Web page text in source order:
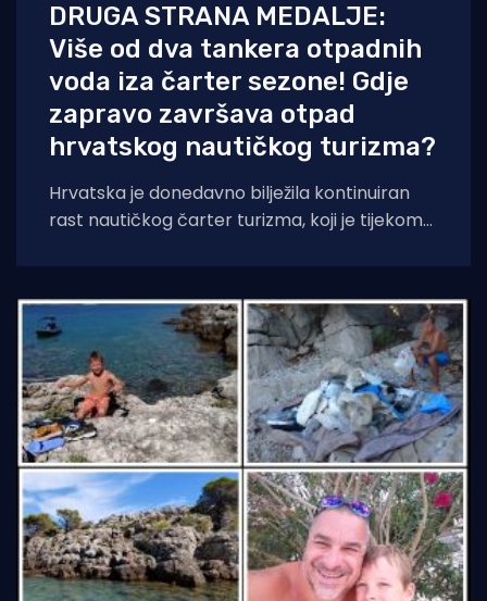
DRUGA STRANA MEDALJE:
Više od dva tankera otpadnih
voda iza čarter sezone! Gdje
zapravo završava otpad
hrvatskog nautičkog turizma?
Hrvatska je donedavno bilježila kontinuiran
rast nautičkog čarter turizma, koji je tijekom